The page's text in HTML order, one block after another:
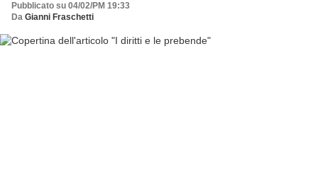
Pubblicato su 04/02/PM 19:33
Da Gianni Fraschetti